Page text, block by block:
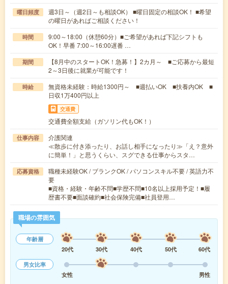
曜日頻度
週3日～（週2日～も相談OK） ■曜日固定の相談OK！ ■希望
の曜日があればご相談ください！
時間
9:00～18:00（休憩60分）■ご希望があれば下記シフトも
OK！早番 7:00～16:00遅番 …
期間
【8月中のスタートOK！急募！】2カ月～ ■ご応募から最短
2～3日後に就業が可能です！
時給
無資格未経験：時給1300円～ ■週払いOK ■扶養内OK ■
日収1万400円以上
交通費
交通費全額支給（ガソリン代もOK！）
仕事内容
介護関連
≪散歩に付き添ったり、お話し相手になったり≫「え？意外
に簡単！」と思うくらい、スグできる仕事からスタ…
応募資格
職種未経験OK / ブランクOK / パソコンスキル不要 / 英語力不
要
■資格・経験・年齢不問■学歴不問■10名以上採用予定！■履
歴書不要■面談確約■社会保険完備■社員登用…
職場の雰囲気
年齢層
20代
30代 40代 50代
60代
男女比率
女性
男性